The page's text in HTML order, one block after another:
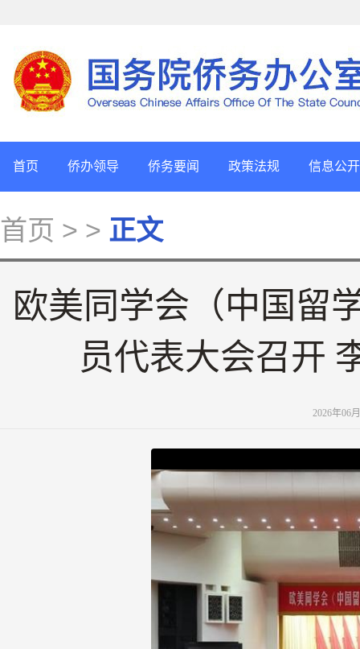
首页 侨办领导 侨务要闻 政策法规 信息公开
首页 > > 正文
欧美同学会（中国留
员代表大会召开
2026年06